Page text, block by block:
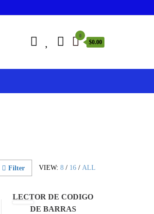
0
$0.00
VIEW: 8 / 16 / ALL
Filter
LECTOR DE CODIGO
DE BARRAS